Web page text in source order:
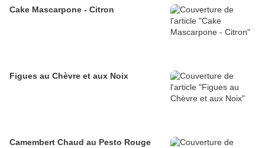
Cake Mascarpone - Citron
Figues au Chèvre et aux Noix
Camembert Chaud au Pesto Rouge